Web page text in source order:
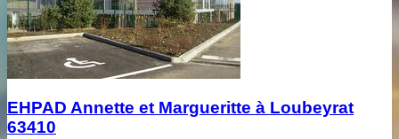
EHPAD Annette et Margueritte à Loubeyrat
63410